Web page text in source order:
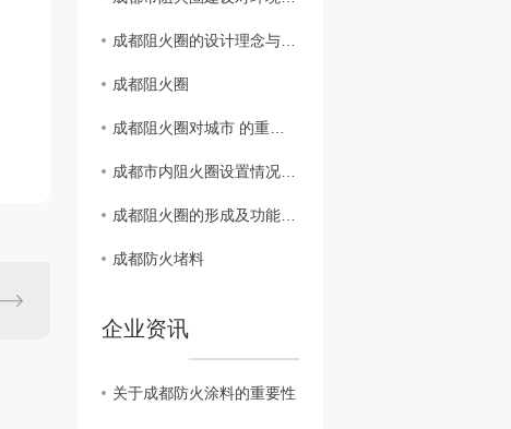
成都阻火圈的设计理念与实际效果评估
成都阻火圈
成都阻火圈对城市 的重要性探讨
成都市内阻火圈设置情况揭秘
成都阻火圈的形成及功能解析
成都防火堵料
企业资讯
关于成都防火涂料的重要性